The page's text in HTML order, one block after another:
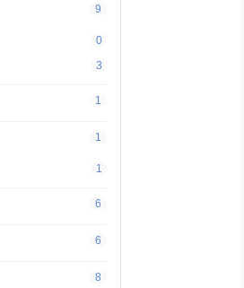
9
0
3
1
1
1
6
6
8